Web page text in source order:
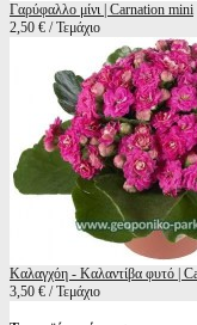
Γαρύφαλλο μίνι | Carnation mini
2,50 € / Τεμάχιο
Καλαγχόη - Καλαντίβα φυτό |
3,50 € / Τεμάχιο